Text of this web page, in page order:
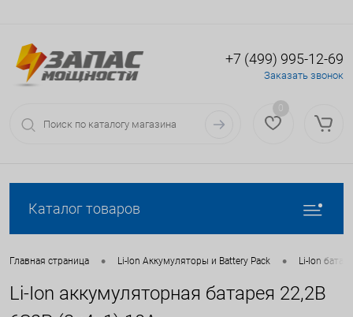
Вход Регистрация
+7 (499) 995-12-69
Заказать звонок
0
Каталог товаров
Главная страница • Li-Ion Аккумуляторы и Battery Pack • Li-Ion
Li-Ion аккумуляторная батарея 22,2В